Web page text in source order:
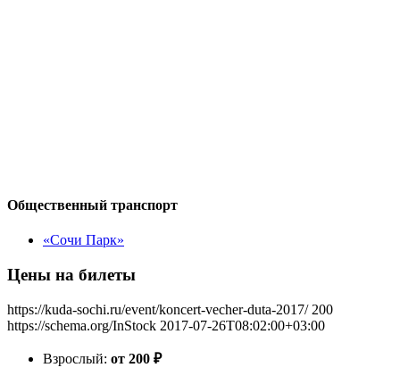
Общественный транспорт
«Сочи Парк»
Цены на билеты
https://kuda-sochi.ru/event/koncert-vecher-duta-2017/ 200
https://schema.org/InStock 2017-07-26T08:02:00+03:00
Взрослый: от 200 ₽